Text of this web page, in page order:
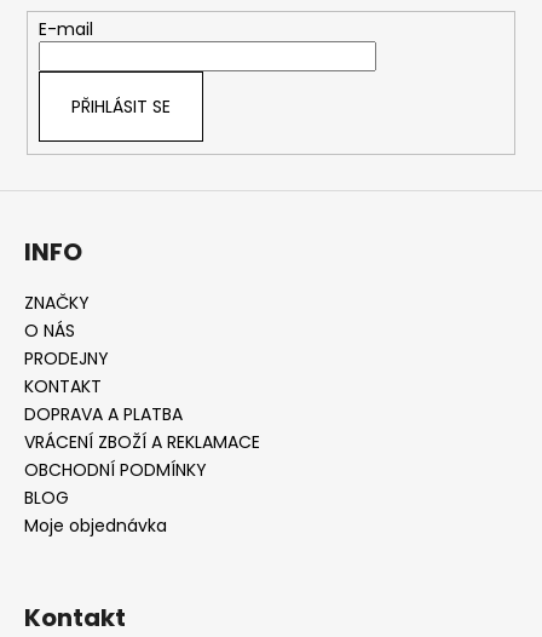
E-mail
PŘIHLÁSIT SE
INFO
ZNAČKY
O NÁS
PRODEJNY
KONTAKT
DOPRAVA A PLATBA
VRÁCENÍ ZBOŽÍ A REKLAMACE
OBCHODNÍ PODMÍNKY
BLOG
Moje objednávka
Kontakt